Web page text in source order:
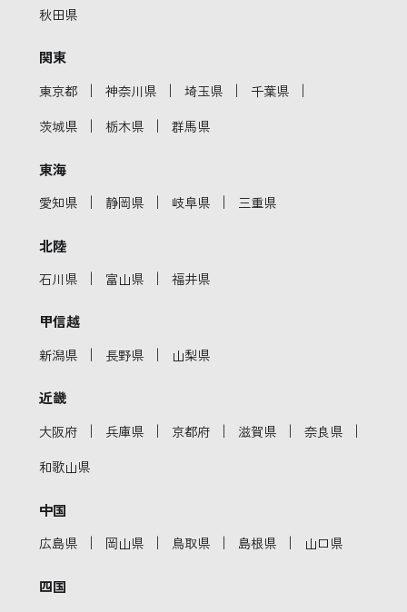
秋田県
関東
東京都 ｜ 神奈川県 ｜ 埼玉県 ｜ 千葉県 ｜
茨城県 ｜ 栃木県 ｜ 群馬県
東海
愛知県 ｜ 静岡県 ｜ 岐阜県 ｜ 三重県
北陸
石川県 ｜ 富山県 ｜ 福井県
甲信越
新潟県 ｜ 長野県 ｜ 山梨県
近畿
大阪府 ｜ 兵庫県 ｜ 京都府 ｜ 滋賀県 ｜ 奈良県 ｜
和歌山県
中国
広島県 ｜ 岡山県 ｜ 鳥取県 ｜ 島根県 ｜ 山口県
四国